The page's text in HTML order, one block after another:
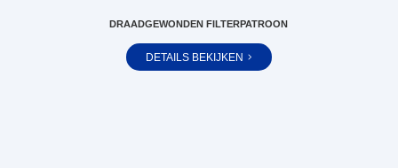
DRAADGEWONDEN FILTERPATROON
DETAILS BEKIJKEN